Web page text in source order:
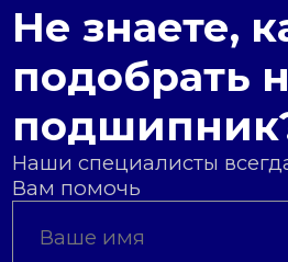
Не знаете,
подобрать
Наши специалисты
Вам помочь